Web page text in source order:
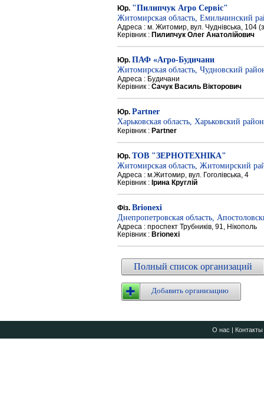
Юр. "Пилипчук Агро Сервіс"
Житомирская область, Емильчинский
Адреса : м. Житомир, вул. Чуднівська, 104
Керівник : Пилипчук Олег Анатолійович
Юр. ПАФ «Агро-Будичани
Житомирская область, Чудновский
Адреса : Будичани
Керівник : Сачук Василь Вікторович
Юр. Partner
Харьковская область, Харьковский район
Керівник : Partner
Юр. ТОВ "ЗЕРНОТЕХНІКА"
Житомирская область, Житомирский
Адреса : м.Житомир, вул. Гоголівська, 4
Керівник : Ірина Круглій
Фіз. Brionexi
Днепропетровская область,
Адреса : проспект Трубників, 91, Нікополь
Керівник : Brionexi
Полный список организаций
Добавить организацию
О нас | Контакты